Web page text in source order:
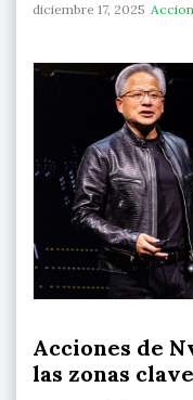
diciembre 17, 2025
Acciones de
las zonas